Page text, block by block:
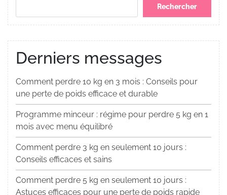
Rechercher
Derniers messages
Comment perdre 10 kg en 3 mois : Conseils pour
une perte de poids efficace et durable
Programme minceur : régime pour perdre 5 kg en 1
mois avec menu équilibré
Comment perdre 3 kg en seulement 10 jours :
Conseils efficaces et sains
Comment perdre 5 kg en seulement 10 jours :
Astuces efficaces pour une perte de poids rapide